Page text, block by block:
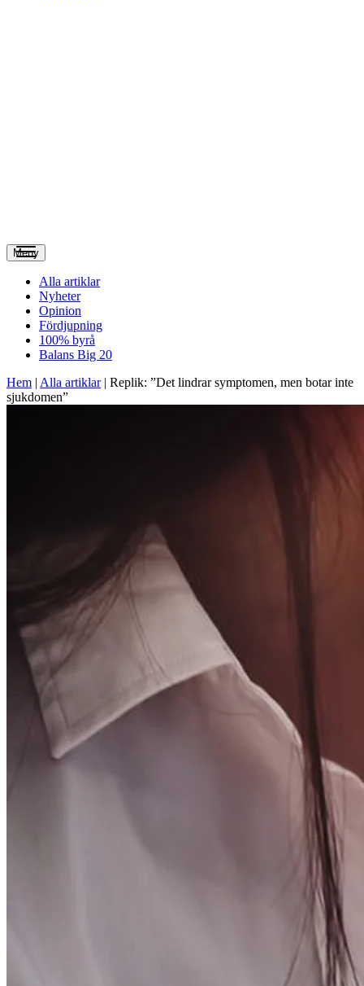
Meny
Alla artiklar
Nyheter
Opinion
Fördjupning
100% byrå
Balans Big 20
Hem | Alla artiklar| Replik: ”Det lindrar symptomen, men botar inte
sjukdomen”